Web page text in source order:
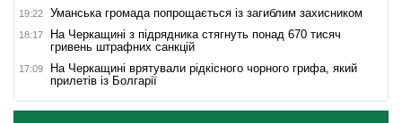
19:22 Уманська громада попрощається із загиблим захисником
18:17
На Черкащині з підрядника стягнуть понад 670 тисяч
гривень штрафних санкцій
17:09
На Черкащині врятували рідкісного чорного грифа, який
прилетів із Болгарії